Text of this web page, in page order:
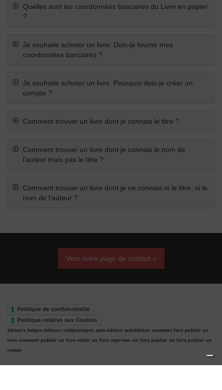
Quelles sont les coordonnées bancaires du Livre en papier
?
Je souhaite acheter un livre. Dois-je fournir mes
coordonnées bancaires ?
Je souhaite acheter un livre. Pourquoi dois-je créer un
compte ?
Comment trouver un livre dont je connais le titre ?
Comment trouver un livre dont je connais le nom de
l'auteur mais pas le titre ?
Comment trouver un livre dont je ne connais ni le titre, ni le
nom de l’auteur ?
Vers notre page de contact »
Politique de confidentialité
Politique relative aux Cookies
éditeurs belges éditeurs indépendants auto-édition autoédition comment faire publier un
livre comment publier un livre editer un livre imprimer un livre publier un livre publier un
roman